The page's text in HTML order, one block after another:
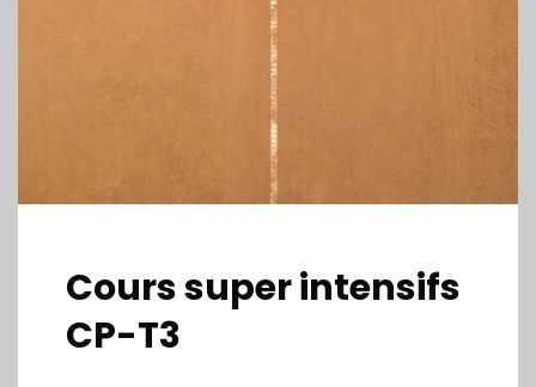
Cours super intensifs
CP-T3